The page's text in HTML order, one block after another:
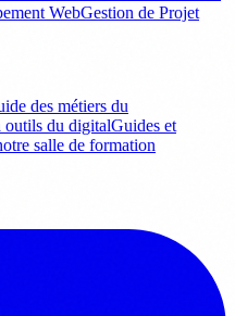
WebGestion de Projet
des métiers du
outils du digitalGuides et
salle de formation